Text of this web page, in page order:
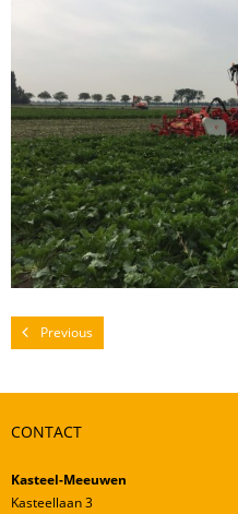
Mestverwerking
Video’s
Previous
CONTACT
Kasteel-Meeuwen
Kasteellaan 3